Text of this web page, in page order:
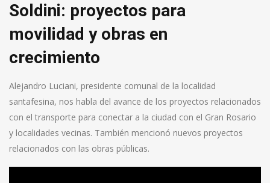
Soldini: proyectos para
movilidad y obras en
crecimiento
Alejandro Luciani, presidente comunal de la localidad
santafesina, nos habla del avance de los proyectos relacionados
con el transporte para conectar a la ciudad con el Gran Rosario
y localidades vecinas. También mencionó nuevos proyectos
relacionados con las obras públicas.